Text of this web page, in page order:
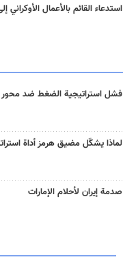
استدعاء القائم بالأعمال الأوكراني
فشل استراتيجية الضغط ضد محور
لماذا يشكّل مضيق هرمز أداة
صدمة إيران لأحلام الإمارات